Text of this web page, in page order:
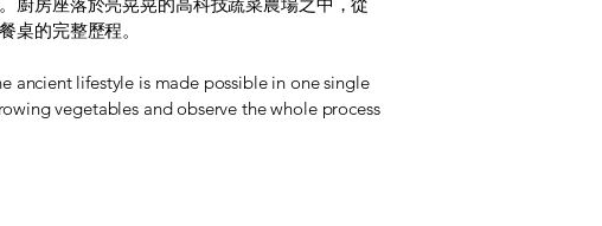
桌的完整歷程。
ancient lifestyle is made possible in one single
vegetables and observe the whole process